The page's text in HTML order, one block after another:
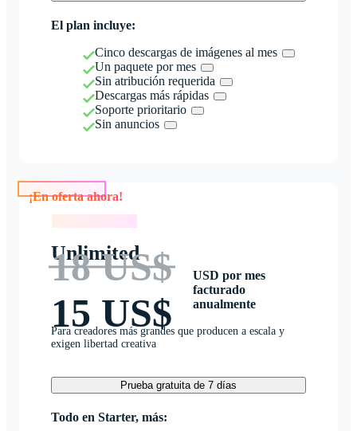
El plan incluye:
Cinco descargas de imágenes al mes
Un paquete por mes
Sin atribución requerida
Descargas más rápidas
Soporte prioritario
Sin anuncios
Unlimited
18 US$
15 US$
USD por mes
facturado
anualmente
Para creadores más grandes que producen a escala y
exigen libertad creativa
Prueba gratuita de 7 días
Todo en Starter, más: